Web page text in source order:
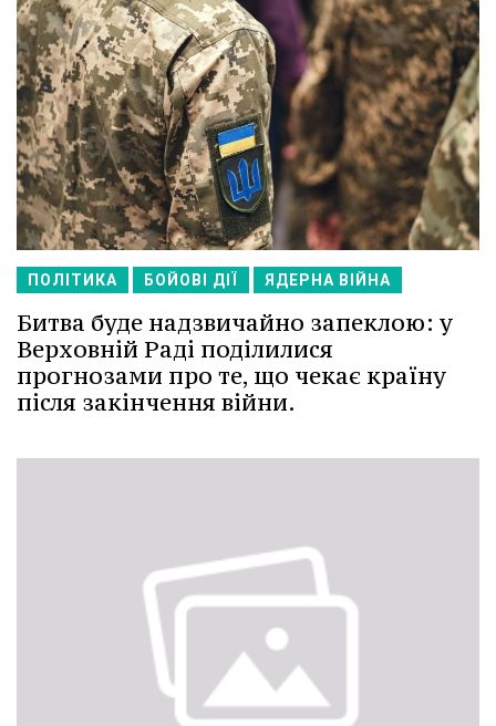
ПОЛІТИКА БОЙОВІ ДІЇ ЯДЕРНА ВІЙНА
Битва буде надзвичайно запеклою: у
Верховній Раді поділилися
прогнозами про те, що чекає країну
після закінчення війни.